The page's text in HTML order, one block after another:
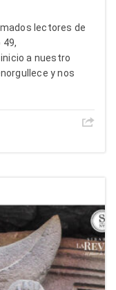
lectores de
a nuestro
y nos